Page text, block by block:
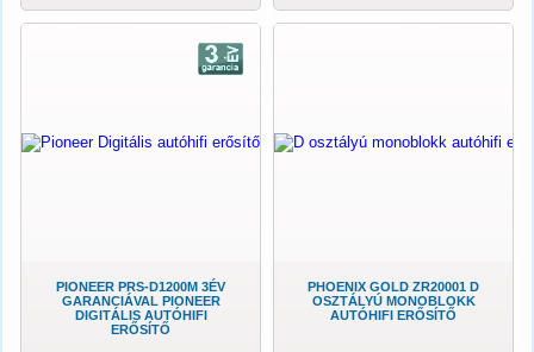
PIONEER PRS-D1200M 3ÉV
GARANCIÁVAL PIONEER
DIGITÁLIS AUTÓHIFI
ERŐSÍTŐ
PHOENIX GOLD ZR20001 D
OSZTÁLYÚ MONOBLOKK
AUTÓHIFI ERŐSÍTŐ